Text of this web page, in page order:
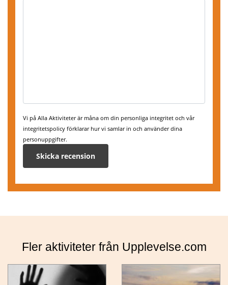
Vi på Alla Aktiviteter är måna om din personliga integritet och vår
integritetspolicy förklarar hur vi samlar in och använder dina
personuppgifter.
Fler aktiviteter från Upplevelse.com